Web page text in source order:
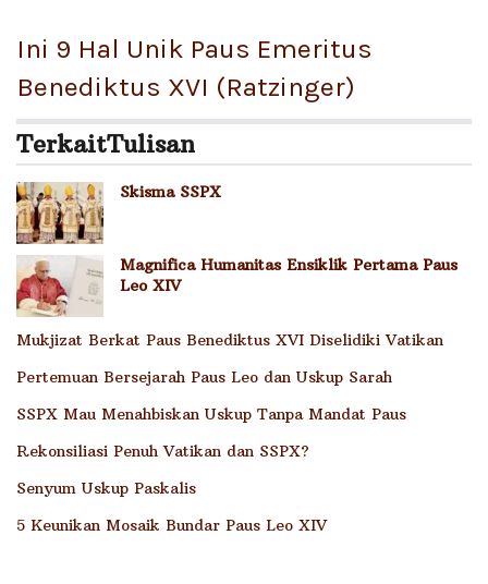
Ini 9 Hal Unik Paus Emeritus
Benediktus XVI (Ratzinger)
TerkaitTulisan
Skisma SSPX
Magnifica Humanitas Ensiklik Pertama Paus
Leo XIV
Mukjizat Berkat Paus Benediktus XVI Diselidiki Vatikan
Pertemuan Bersejarah Paus Leo dan Uskup Sarah
SSPX Mau Menahbiskan Uskup Tanpa Mandat Paus
Rekonsiliasi Penuh Vatikan dan SSPX?
Senyum Uskup Paskalis
5 Keunikan Mosaik Bundar Paus Leo XIV